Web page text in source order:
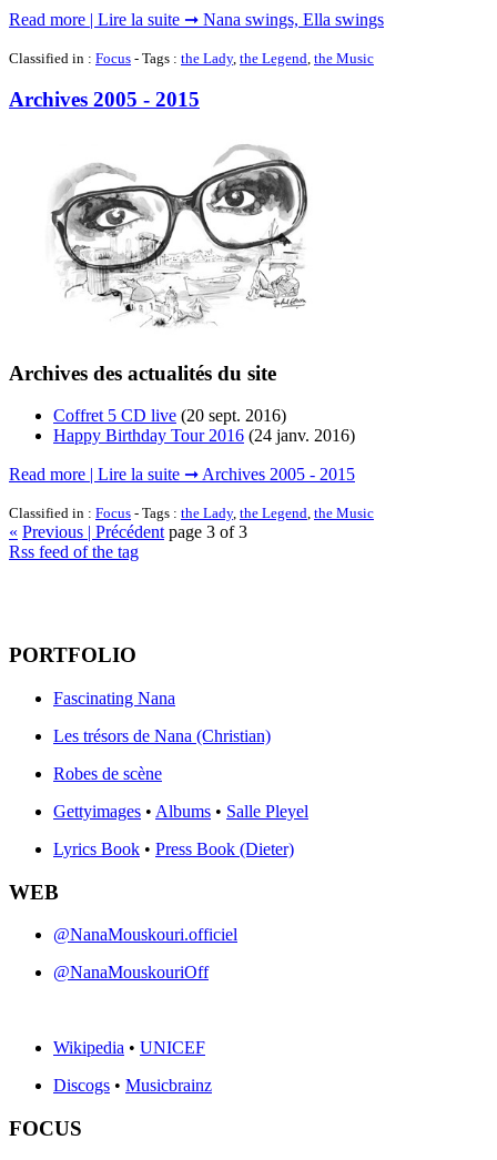
Read more | Lire la suite ➞ Nana swings, Ella swings
Classified in : Focus - Tags : the Lady, the Legend the Music
Archives 2005 - 2015
Archives des actualités du site
Coffret 5 CD live (20 sept. 2016)
Happy Birthday Tour 2016 (24 janv. 2016)
Read more | Lire la suite ➞ Archives 2005 - 2015
Classified in : Focus - Tags : the Lady, the Legend, the Music
« Previous | Précédent page 3 of 3
Rss feed of the tag
PORTFOLIO
Fascinating Nana
Les trésors de Nana (Christian)
Robes de scène
Gettyimages • Albums • Salle Pleyel
Lyrics Book • Press Book (Dieter)
WEB
@NanaMouskouri.officiel
@NanaMouskouriOff
Wikipedia • UNICEF
Discogs • Musicbrainz
FOCUS